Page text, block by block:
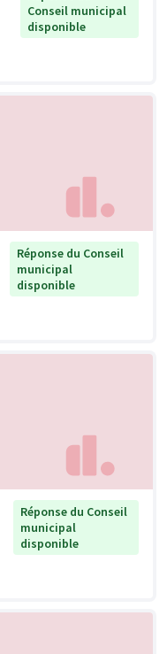
Conseil municipal
disponible
Réponse du Conseil
municipal
disponible
Réponse du Conseil
municipal
disponible